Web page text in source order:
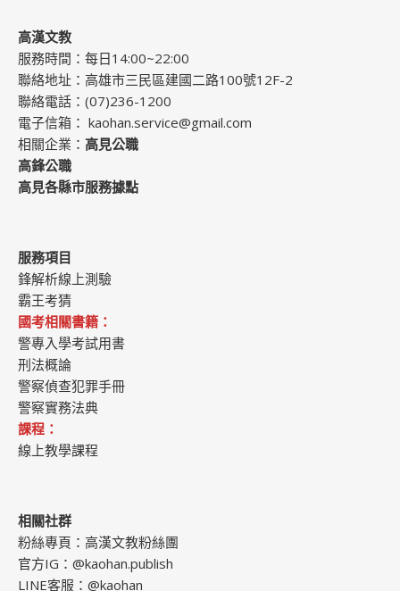
高漢文教
服務時間：每日14:00~22:00
聯絡地址：高雄市三民區建國二路100號12F-2
聯絡電話：(07)236-1200
電子信箱： kaohan.service@gmail.com
相關企業： 高見公職
高鋒公職
高見各縣市服務據點
服務項目
鋒解析線上測驗
霸王考猜
國考相關書籍：
警專入學考試用書
刑法概論
警察偵查犯罪手冊
警察實務法典
課程：
線上教學課程
相關社群
粉絲專頁： 高漢文教粉絲團
官方IG： @kaohan.publish
LINE客服： @kaohan